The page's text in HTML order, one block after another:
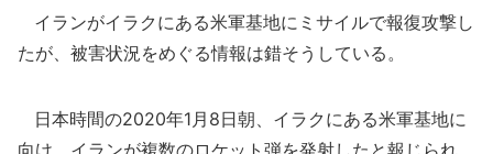
イランがイラクにある米軍基地にミサイルで報復攻撃し
たが、被害状況をめぐる情報は錯そうしている。
日本時間の2020年1月8日朝、イラクにある米軍基地に
向け、イランが複数のロケット弾を発射したと報じられ